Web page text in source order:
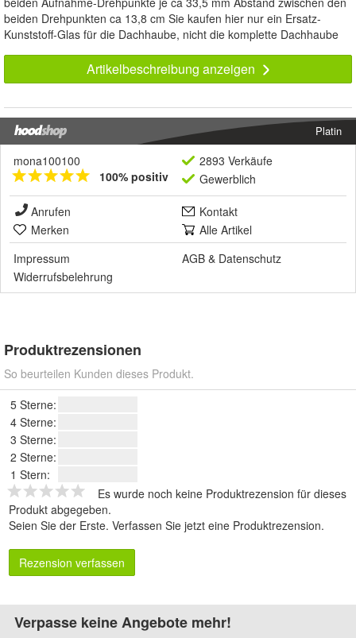
beiden Drehpunkten ca 13,8 cm Sie kaufen hier nur ein Ersatz-
Kunststoff-Glas für die Dachhaube, nicht die komplette Dachhaube
Artikelbeschreibung anzeigen
Platin
mona100100
100% positiv
2893 Verkäufe
Gewerblich
Anrufen
Kontakt
Merken
Alle Artikel
Impressum
AGB & Datenschutz
Widerrufsbelehrung
Produktrezensionen
So beurteilen Kunden dieses Produkt.
5 Sterne:
4 Sterne:
3 Sterne:
2 Sterne:
1 Stern:
Es wurde noch keine Produktrezension für dieses
Produkt abgegeben.
Seien Sie der Erste. Verfassen Sie jetzt eine Produktrezension.
Rezension verfassen
Verpasse keine Angebote mehr!